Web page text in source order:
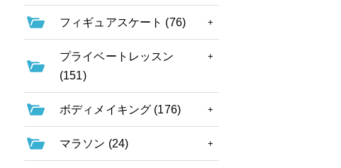
フィギュアスケート (76)
プライベートレッスン
(151)
ボディメイキング (176)
マラソン (24)